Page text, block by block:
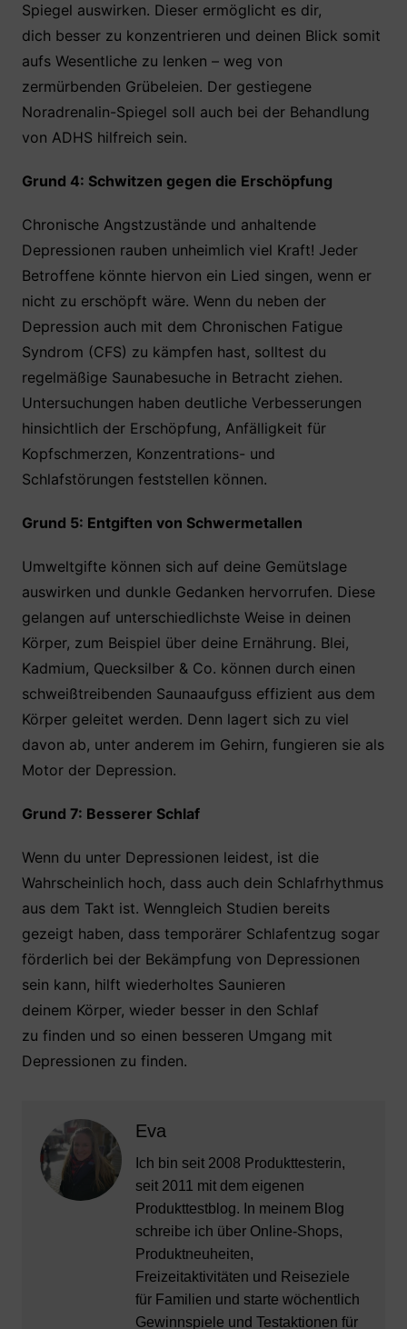
Spiegel auswirken. Dieser ermöglicht es dir,
dich besser zu konzentrieren und deinen Blick somit
aufs Wesentliche zu lenken – weg von
zermürbenden Grübeleien. Der gestiegene
Noradrenalin-Spiegel soll auch bei der Behandlung
von ADHS hilfreich sein.
Grund 4: Schwitzen gegen die Erschöpfung
Chronische Angstzustände und anhaltende
Depressionen rauben unheimlich viel Kraft! Jeder
Betroffene könnte hiervon ein Lied singen, wenn er
nicht zu erschöpft wäre. Wenn du neben der
Depression auch mit dem Chronischen Fatigue
Syndrom (CFS) zu kämpfen hast, solltest du
regelmäßige Saunabesuche in Betracht ziehen.
Untersuchungen haben deutliche Verbesserungen
hinsichtlich der Erschöpfung, Anfälligkeit für
Kopfschmerzen, Konzentrations- und
Schlafstörungen feststellen können.
Grund 5: Entgiften von Schwermetallen
Umweltgifte können sich auf deine Gemütslage
auswirken und dunkle Gedanken hervorrufen. Diese
gelangen auf unterschiedlichste Weise in deinen
Körper, zum Beispiel über deine Ernährung. Blei,
Kadmium, Quecksilber & Co. können durch einen
schweißtreibenden Saunaaufguss effizient aus dem
Körper geleitet werden. Denn lagert sich zu viel
davon ab, unter anderem im Gehirn, fungieren sie als
Motor der Depression.
Grund 7: Besserer Schlaf
Wenn du unter Depressionen leidest, ist die
Wahrscheinlich hoch, dass auch dein Schlafrhythmus
aus dem Takt ist. Wenngleich Studien bereits
gezeigt haben, dass temporärer Schlafentzug sogar
förderlich bei der Bekämpfung von Depressionen
sein kann, hilft wiederholtes Saunieren
deinem Körper, wieder besser in den Schlaf
zu finden und so einen besseren Umgang mit
Depressionen zu finden.
Eva
Ich bin seit 2008 Produkttesterin,
seit 2011 mit dem eigenen
Produkttestblog. In meinem Blog
schreibe ich über Online-Shops,
Produktneuheiten,
Freizeitaktivitäten und Reiseziele
für Familien und starte wöchentlich
Gewinnspiele und Testaktionen für